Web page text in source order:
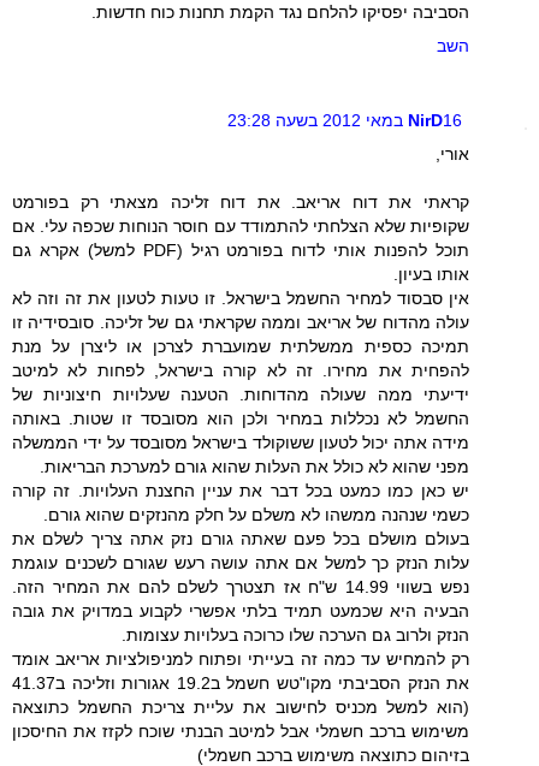
הסביבה יפסיקו להלחם נגד הקמת תחנות כוח חדשות.
השב
NirD16 במאי 2012 בשעה 23:28
אורי,
קראתי את דוח אריאב. את דוח זליכה מצאתי רק בפורמט
שקופיות שלא הצלחתי להתמודד עם חוסר הנוחות שכפה עלי. אם
תוכל להפנות אותי לדוח בפורמט רגיל (PDF למשל) אקרא גם
אותו בעיון.
אין סבסוד למחיר החשמל בישראל. זו טעות לטעון את זה וזה לא
עולה מהדוח של אריאב וממה שקראתי גם של זליכה. סובסידיה זו
תמיכה כספית ממשלתית שמועברת לצרכן או ליצרן על מנת
להפחית את מחירו. זה לא קורה בישראל, לפחות לא למיטב
ידיעתי ממה שעולה מהדוחות. הטענה שעלויות חיצוניות של
החשמל לא נכללות במחיר ולכן הוא מסובסד זו שטות. באותה
מידה אתה יכול לטעון ששוקולד בישראל מסובסד על ידי הממשלה
מפני שהוא לא כולל את העלות שהוא גורם למערכת הבריאות.
יש כאן כמו כמעט בכל דבר את עניין החצנת העלויות. זה קורה
כשמי שנהנה ממשהו לא משלם על חלק מהנזקים שהוא גורם.
בעולם מושלם בכל פעם שאתה גורם נזק אתה צריך לשלם את
עלות הנזק כך למשל אם אתה עושה רעש שגורם לשכנים עוגמת
נפש בשווי 14.99 ש"ח אז תצטרך לשלם להם את המחיר הזה.
הבעיה היא שכמעט תמיד בלתי אפשרי לקבוע במדויק את גובה
הנזק ולרוב גם הערכה שלו כרוכה בעלויות עצומות.
רק להמחיש עד כמה זה בעייתי ופתוח למניפולציות אריאב אומד
את הנזק הסביבתי מקו"טש חשמל ב19.2 אגורות וזליכה ב41.37
(הוא למשל מכניס לחישוב את עליית צריכת החשמל כתוצאה
משימוש ברכב חשמלי אבל למיטב הבנתי שוכח לקזז את החיסכון
בזיהום כתוצאה משימוש ברכב חשמלי)